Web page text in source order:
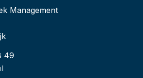
Management
49